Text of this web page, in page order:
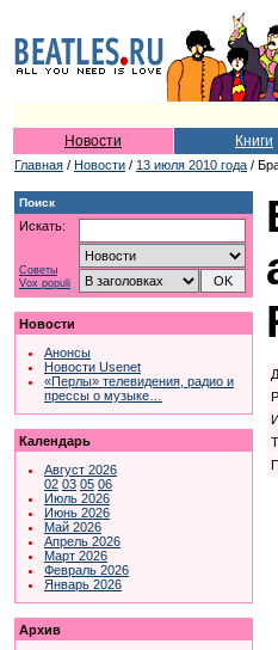
Новости Книги
Главная / Новости / 13 июля 2010 года /
Поиск
Искать:
Советы
Vox populi
Новости
Анонсы
Новости Usenet
«Перлы» телевидения, радио и
прессы о музыке…
Календарь
Август 2026
02 03 05 06
Июль 2026
Июнь 2026
Май 2026
Апрель 2026
Март 2026
Февраль 2026
Январь 2026
Архив